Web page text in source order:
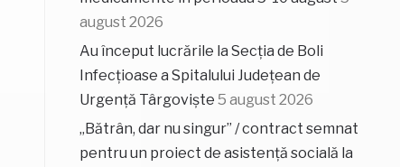
august 2026
Au început lucrările la Secția de Boli
Infecțioase a Spitalului Județean de
Urgență Târgoviște 5 august 2026
„Bătrân, dar nu singur” / contract semnat
pentru un proiect de asistență socială la